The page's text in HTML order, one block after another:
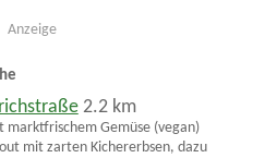
Anzeige
2.2 km
marktfrischem Gemüse (vegan)
mit zarten Kichererbsen, dazu